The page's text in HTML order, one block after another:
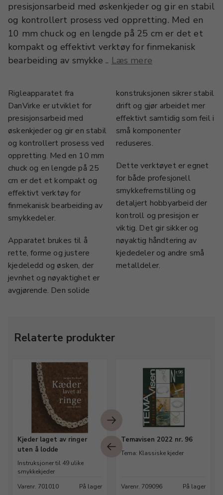
presisjonsarbeid med øskenkjeder og gir en stabil
og kontrollert prosess ved oppretting. Med en
10 mm chuck og en lengde på 25 cm er det et
kompakt og effektivt verktøy for finmekanisk
bearbeiding av smykke .. Læs mere
Rigleapparatet fra
DanVirke er utviklet for
presisjonsarbeid med
øskenkjeder og gir en stabil
og kontrollert prosess ved
oppretting. Med en 10 mm
chuck og en lengde på 25
cm er det et kompakt og
effektivt verktøy for
finmekanisk bearbeiding av
smykkedeler.
Apparatet brukes til å
rette, forme og justere
kjedeledd og øsken, der
jevnhet og nøyaktighet er
avgjørende. Den solide
konstruksjonen sikrer stabil
drift og gjør arbeidet mer
effektivt samtidig som feil i
små komponenter
reduseres.
Dette verktøyet er egnet
for både profesjonell
smykkefremstilling og
detaljert hobbyarbeid der
kontroll og presisjon er
viktig. Det gir sikker og
nøyaktig håndtering av
kjededeler og andre små
metalldeler.
Relaterte produkter
Kjeder laget av ringer
uten å lodde
Instruksjoner til 49 ulike
smykkekjeder
Varenr. 701010
På lager
Temavisen 2022 nr. 96
Tema: Klassiske kjeder
Varenr. 709096 På lager